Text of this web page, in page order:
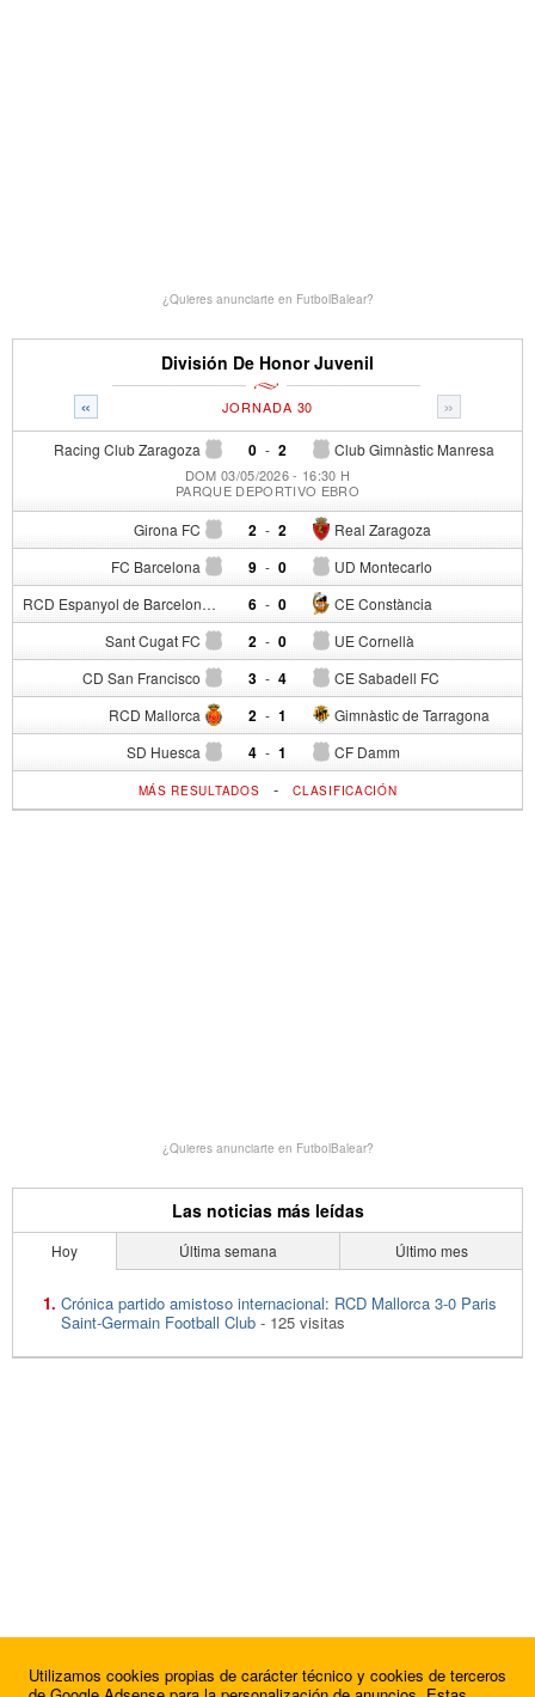
¿Quieres anunciarte en FutbolBalear?
División De Honor Juvenil
« »
JORNADA 30
Racing Club Zaragoza 0 - Club Gimnàstic Manresa
2
DOM 03/05/2026 - 16:30 H
PARQUE DEPORTIVO EBRO
Girona FC 2 - Real Zaragoza
2
FC Barcelona 9 - UD Montecarlo
0
RCD Espanyol de Barcelona 6 - CE Constància
0
Sant Cugat FC 2 - UE Cornellà
0
CD San Francisco 3 - CE Sabadell FC
4
RCD Mallorca 2 - Gimnàstic de Tarragona
1
SD Huesca 4 - CF Damm
1
MÁS RESULTADOS -CLASIFICACIÓN
¿Quieres anunciarte en FutbolBalear?
Las noticias más leídas
Hoy Última semana Último mes
Crónica partido amistoso internacional: RCD Mallorca 3-0 Paris
Saint-Germain Football Club - 125 visitas
Utilizamos cookies propias de carácter técnico y cookies de terceros